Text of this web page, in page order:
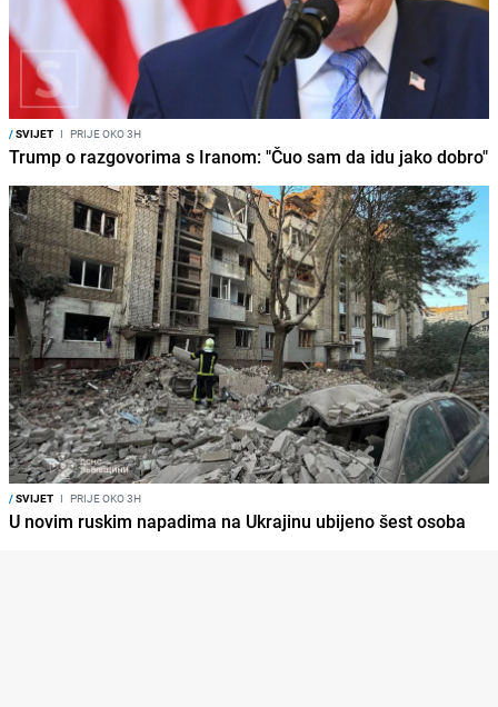
/SVIJET I PRIJE OKO 3H
Trump o razgovorima s Iranom: "Čuo sam da idu jako dobro"
/SVIJET I PRIJE OKO 3H
U novim ruskim napadima na Ukrajinu ubijeno šest osoba